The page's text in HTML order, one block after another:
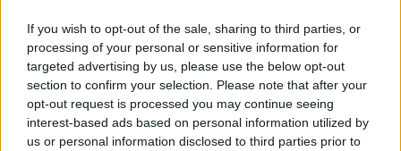
If you wish to opt-out of the sale, sharing to third parties, or
processing of your personal or sensitive information for
targeted advertising by us, please use the below opt-out
section to confirm your selection. Please note that after your
opt-out request is processed you may continue seeing
interest-based ads based on personal information utilized by
us or personal information disclosed to third parties prior to